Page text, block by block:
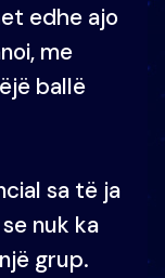
edhe ajo
me
ballë
sa të ja
nuk ka
grup.